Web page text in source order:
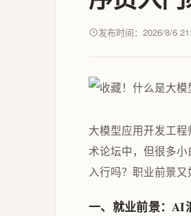
发布时间：2026/8/6
大模型应用开发工
术论坛中，但很多
入行吗？职业前景
一、就业前景：AI